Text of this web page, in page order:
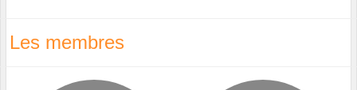
Les membres